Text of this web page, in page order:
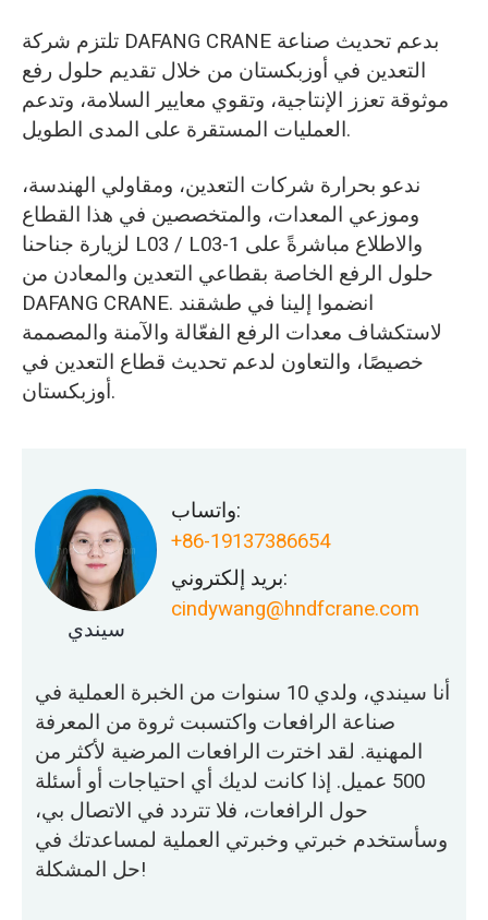
تلتزم شركة DAFANG CRANE بدعم تحديث صناعة
التعدين في أوزبكستان من خلال تقديم حلول رفع
موثوقة تعزز الإنتاجية، وتقوي معايير السلامة، وتدعم
العمليات المستقرة على المدى الطويل.
ندعو بحرارة شركات التعدين، ومقاولي الهندسة،
وموزعي المعدات، والمتخصصين في هذا القطاع
لزيارة جناحنا L03 / L03-1 والاطلاع مباشرةً على
حلول الرفع الخاصة بقطاعي التعدين والمعادن من
DAFANG CRANE. انضموا إلينا في طشقند
لاستكشاف معدات الرفع الفعّالة والآمنة والمصممة
خصيصًا، والتعاون لدعم تحديث قطاع التعدين في
أوزبكستان.
سيندي
واتساب:
+86-19137386654
بريد إلكتروني:
cindywang@hndfcrane.com
أنا سيندي، ولدي 10 سنوات من الخبرة العملية في
صناعة الرافعات واكتسبت ثروة من المعرفة
المهنية. لقد اخترت الرافعات المرضية لأكثر من
500 عميل. إذا كانت لديك أي احتياجات أو أسئلة
حول الرافعات، فلا تتردد في الاتصال بي،
وسأستخدم خبرتي وخبرتي العملية لمساعدتك في
حل المشكلة!